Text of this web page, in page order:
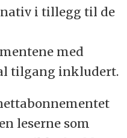
i tillegg til de
med
tilgang inkludert.
leserne som